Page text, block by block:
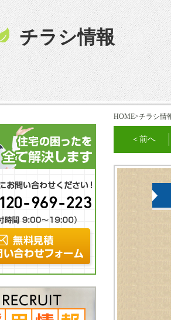
チラシ情報
HOME>チラシ情
＜前へ